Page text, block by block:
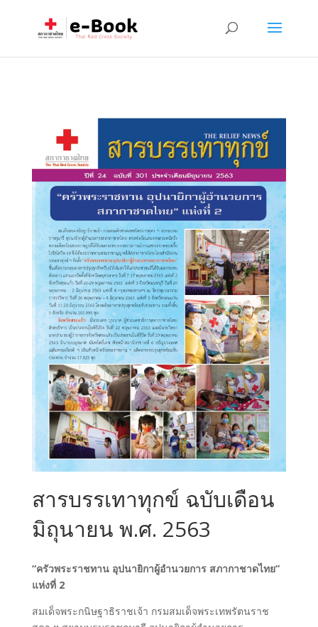
สารบรรเทาทุกข์ ฉบับเดือน
มิถุนายน พ.ศ. 2563
“ครัวพระราชทาน อุปนายิกาผู้อำนวยการ สภากาชาดไทย”
แห่งที่ 2
สมเด็จพระกนิษฐาธิราชเจ้า กรมสมเด็จพระเทพรัตนราช